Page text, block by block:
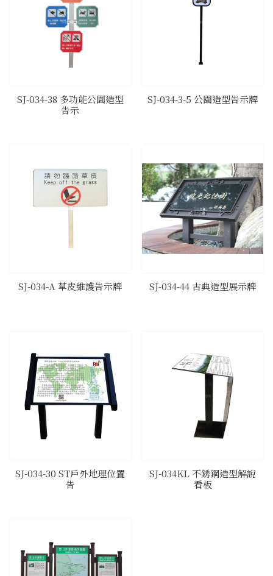
​SJ-034-38 多功能公園造型
告示
​SJ-034-3-5 公園造型告示牌
​SJ-034-A 草皮維護告示牌 ​SJ-034-44 古典造型展示牌
​SJ-034-30 ST戶外地理位置
告
​SJ-034KL 不銹鋼造型解說
看板